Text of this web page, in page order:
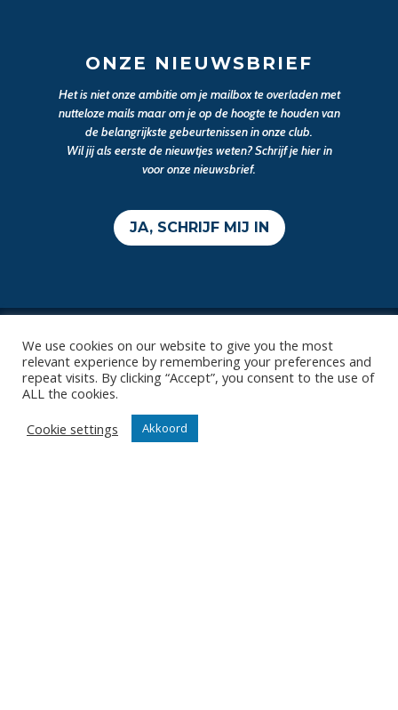
ONZE NIEUWSBRIEF
Het is niet onze ambitie om je mailbox te overladen met
nutteloze mails maar om je op de hoogte te houden van
de belangrijkste gebeurtenissen in onze club.
Wil jij als eerste de nieuwtjes weten? Schrijf je hier in
voor onze nieuwsbrief.
JA, SCHRIJF MIJ IN
Contact
Diksmuidsesteenweg 396
8800 Roeselare
We use cookies on our website to give you the most
relevant experience by remembering your preferences and
repeat visits. By clicking “Accept”, you consent to the use of
ALL the cookies.
Cookie settings
Akkoord